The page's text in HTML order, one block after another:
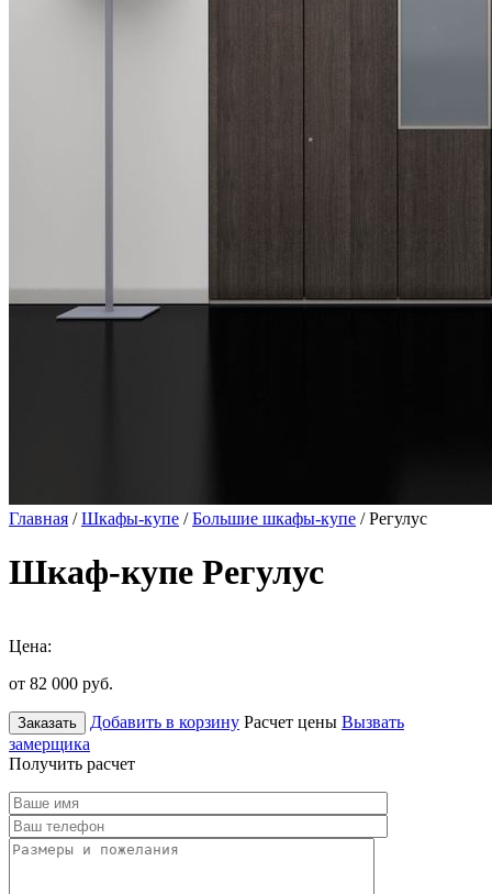
Главная /Шкафы-купе /Большие шкафы-купе / Регулус
Шкаф-купе Регулус
Цена:
от 82 000 руб.
Заказать Добавить в корзину Расчет цены Вызвать
замерщика
Получить расчет